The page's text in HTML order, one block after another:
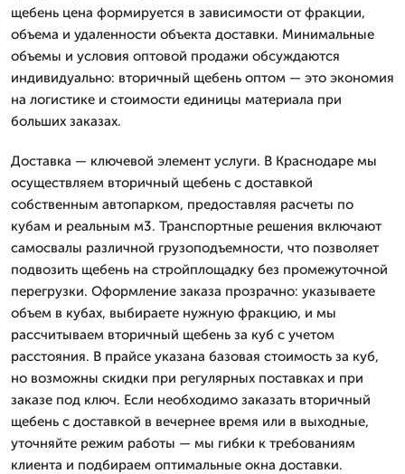
щебень цена формируется в зависимости от фракции,
объема и удаленности объекта доставки. Минимальные
объемы и условия оптовой продажи обсуждаются
индивидуально: вторичный щебень оптом — это экономия
на логистике и стоимости единицы материала при
больших заказах.
Доставка — ключевой элемент услуги. В Краснодаре мы
осуществляем вторичный щебень с доставкой
собственным автопарком, предоставляя расчеты по
кубам и реальным м3. Транспортные решения включают
самосвалы различной грузоподъемности, что позволяет
подвозить щебень на стройплощадку без промежуточной
перегрузки. Оформление заказа прозрачно: указываете
объем в кубах, выбираете нужную фракцию, и мы
рассчитываем вторичный щебень за куб с учетом
расстояния. В прайсе указана базовая стоимость за куб,
но возможны скидки при регулярных поставках и при
заказе под ключ. Если необходимо заказать вторичный
щебень с доставкой в вечернее время или в выходные,
уточняйте режим работы — мы гибки к требованиям
клиента и подбираем оптимальные окна доставки.